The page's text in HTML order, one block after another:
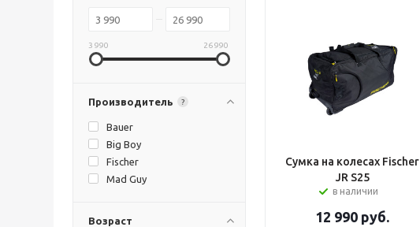
3 990 26 990
Производитель ?
Bauer
Big Boy
Fischer
Mad Guy
Возраст
Сумка на колесах Fischer
JR S25
в наличии
12 990 руб.